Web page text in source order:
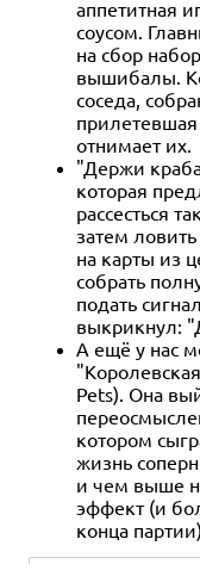
аппетитная
соусом.
на сбор
вышибалы.
соседа,
отнимает их.
"Держи
которая
рассесться
затем
на карты из
собрать
подать
выкрикнул:
А ещё у нас
Pets). Она
котором
жизнь
и чем выше
эффект (и
конца партии).